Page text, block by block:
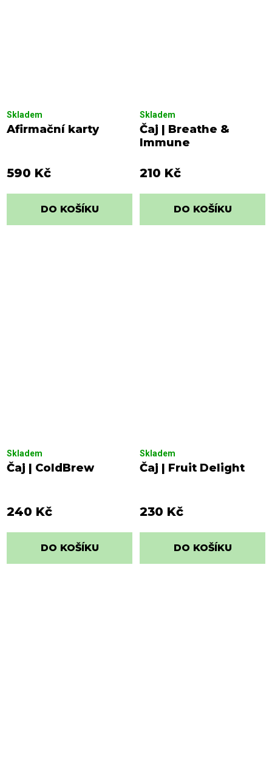
Afirmační karty
Skladem
590 Kč
DO KOŠÍKU
Čaj | Breathe &
Immune
Skladem
210 Kč
DO KOŠÍKU
Čaj | ColdBrew
Skladem
240 Kč
DO KOŠÍKU
Čaj | Fruit Delight
Skladem
230 Kč
DO KOŠÍKU